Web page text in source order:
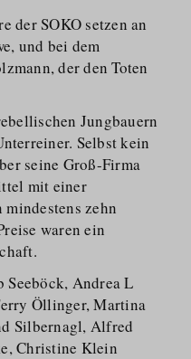
der SOKO setzen an
und bei dem
der den Toten
Jungbauern
Selbst kein
seine Groß-Firma
mit einer
zehn
waren ein
Seeböck, Andrea L
Öllinger, Martina
Silbernagl, Alfred
Christine Klein